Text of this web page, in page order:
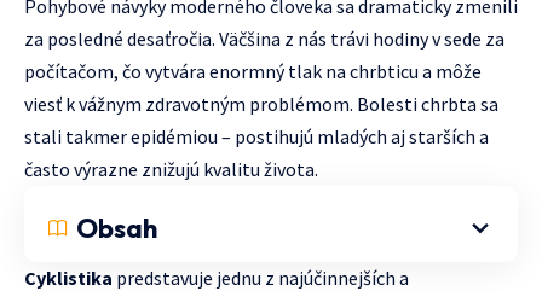
Pohybové návyky moderného človeka sa dramaticky zmenili
za posledné desaťročia. Väčšina z nás trávi hodiny v sede za
počítačom, čo vytvára enormný tlak na chrbticu a môže
viesť k vážnym zdravotným problémom. Bolesti chrbta sa
stali takmer epidémiou – postihujú mladých aj starších a
často výrazne znižujú kvalitu života.
Obsah
Cyklistika predstavuje jednu z najúčinnejších a